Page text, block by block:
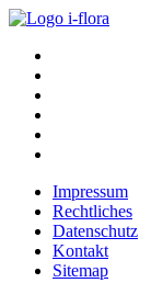
Impressum
Rechtliches
Datenschutz
Kontakt
Sitemap